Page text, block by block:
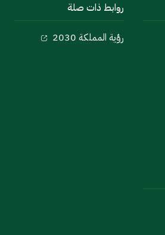
روابط ذات صلة
رؤية المملكة 2030